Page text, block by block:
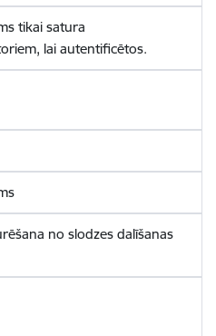
tikai satura
lai autentificētos.
no slodzes dalīšanas